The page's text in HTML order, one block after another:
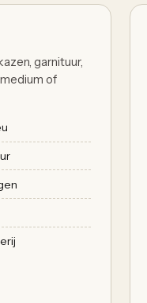
garnituur,
of